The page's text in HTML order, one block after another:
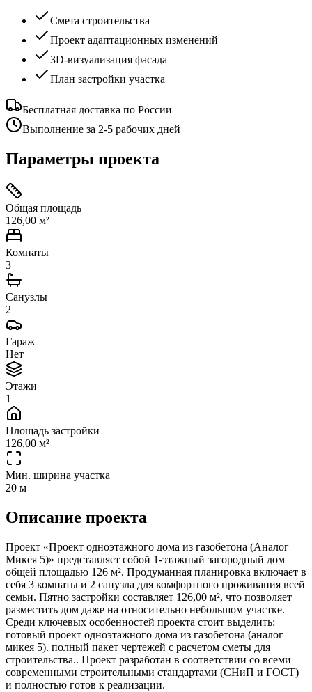
Смета строительства
Проект адаптационных изменений
3D-визуализация фасада
План застройки участка
Бесплатная доставка по России
Выполнение за 2-5 рабочих дней
Параметры проекта
Общая площадь
126,00 м²
Комнаты
3
Санузлы
2
Гараж
Нет
Этажи
1
Площадь застройки
126,00 м²
Мин. ширина участка
20 м
Описание проекта
Проект «Проект одноэтажного дома из газобетона (Аналог
Микея 5)» представляет собой 1-этажный загородный дом
общей площадью 126 м². Продуманная планировка включает в
себя 3 комнаты и 2 санузла для комфортного проживания всей
семьи. Пятно застройки составляет 126,00 м², что позволяет
разместить дом даже на относительно небольшом участке.
Среди ключевых особенностей проекта стоит выделить:
готовый проект одноэтажного дома из газобетона (аналог
микея 5). полный пакет чертежей с расчетом сметы для
строительства.. Проект разработан в соответствии со всеми
современными строительными стандартами (СНиП и ГОСТ)
и полностью готов к реализации.